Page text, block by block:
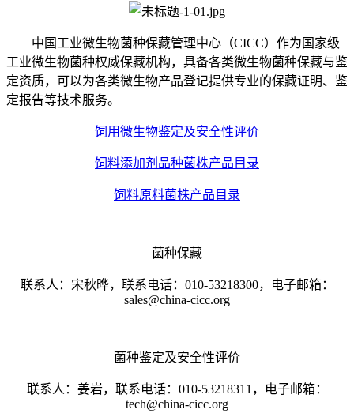
中国工业微生物菌种保藏管理中心（CICC）作为国家级
工业微生物菌种权威保藏机构，具备各类微生物菌种保藏与鉴
定资质，可以为各类微生物产品登记提供专业的保藏证明、鉴
定报告等技术服务。
饲用微生物鉴定及安全性评价
饲料添加剂品种菌株产品目录
饲料原料菌株产品目录
菌种保藏
联系人：宋秋晔，联系电话：010-53218300，电子邮箱：
sales@china-cicc.org
菌种鉴定及安全性评价
联系人：姜岩，联系电话：010-53218311，电子邮箱：
tech@china-cicc.org